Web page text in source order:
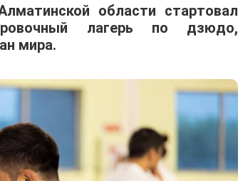
области стартовал
лагерь по дзюдо,
мира.